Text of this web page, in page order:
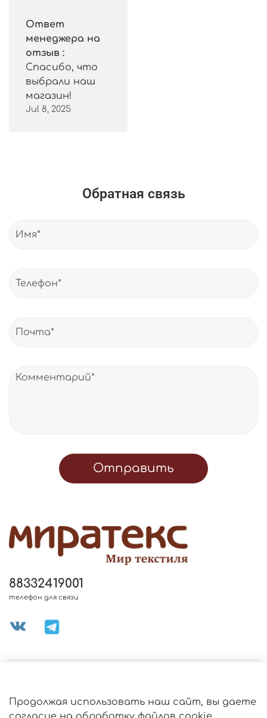
Ответ
менеджера на
отзыв :
Спасибо, что
выбрали наш
магазин!
Jul 8, 2025
Обратная связь
Отправить
ИНФОРМАЦИЯ
88332419001
телефон для связи
Продолжая использовать наш сайт, вы даете